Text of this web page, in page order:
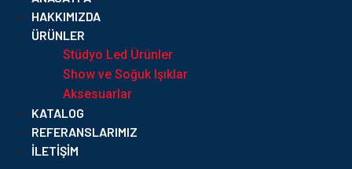
HAKKIMIZDA
ÜRÜNLER
Stüdyo Led Ürünler
Show ve Soğuk Işıklar
Aksesuarlar
KATALOG
REFERANSLARIMIZ
İLETIŞIM